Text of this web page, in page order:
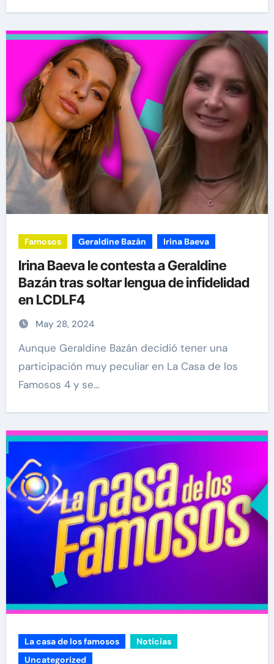
Famosos Geraldine Bazán Irina Baeva
Irina Baeva le contesta a Geraldine
Bazán tras soltar lengua de infidelidad
en LCDLF4
May 28, 2024
Aunque Geraldine Bazán decidió tener una
participación muy peculiar en La Casa de los
Famosos 4 y se…
La casa de los famosos
Noticias
Uncategorized